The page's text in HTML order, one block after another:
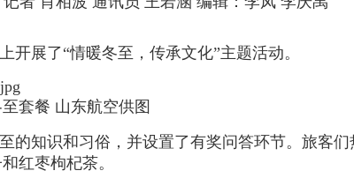
展了“情暖冬至，传承文化”主题活动。
套餐 山东航空供图
知识和习俗，并设置了有奖问答环节。旅客
红枣枸杞茶。